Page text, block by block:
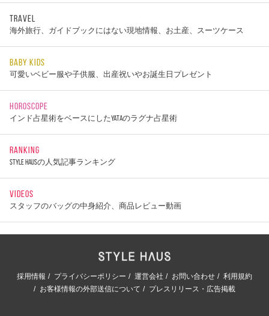
TRAVEL
海外旅行、ガイドブックにはない現地情報、お土産、スーツケース
BABY KIDS
可愛いベビー服や子供服、出産祝いやお誕生日プレゼント
HOROSCOPE
インド占星術をベースにしたYATAのラグナ占星術
RANKING
STYLE HAUSの人気記事ランキング
VIDEOS
スタッフのバッグの中身紹介、商品レビュー動画
採用情報 プライバシーポリシー 運営会社 お問い合わせ
利用規約
お客様情報の外部送信について
プレスリリース・広告掲載